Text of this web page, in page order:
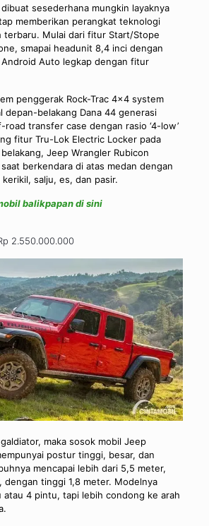
sesederhana mungkin layaknya
memberikan perangkat teknologi
terbaru. Mulai dari fitur Start/Stope
smapai headunit 8,4 inci dengan
Android Auto legkap dengan fitur
penggerak Rock-Trac 4×4 system
belakang Dana 44 generasi
transfer case dengan rasio ‘4-low’
fitur Tru-Lok Electric Locker pada
Jeep Wrangler Rubicon
berkendara di atas medan dengan
salju, es, dan pasir.
balikpapan di sini
2.550.000.000
maka sosok mobil Jeep
postur tinggi, besar, dan
mencapai lebih dari 5,5 meter,
dengan tinggi 1,8 meter. Modelnya
atau 4 pintu, tapi lebih condong ke arah